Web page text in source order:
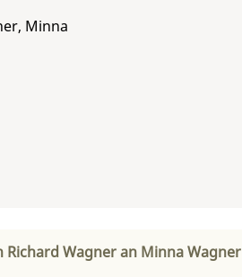
Minna
Wagner an Minna Wagner